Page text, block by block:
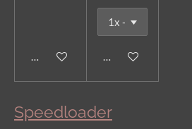
In den WarenkorbIn den Warenkorb
Speedloader